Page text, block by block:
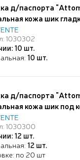
д/паспорта
кожа шик
ПВХ клапан и
для визиток и
уголки,
1030302
10 шт.
10 шт.
д/паспорта
кожа шик под
прозрачный
для карты, кожаный
для карт,
1030300
12 шт.
12 шт.
по 20 шт